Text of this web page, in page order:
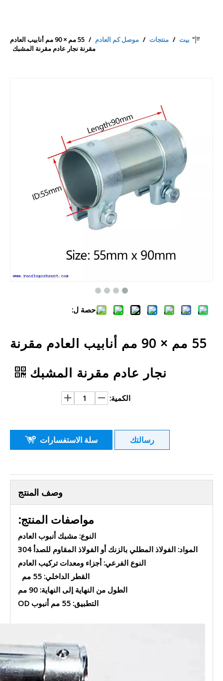
بيت / منتجات / موصل كم العادم /
55 مم × 90 مم أنابيب العادم
مقرنة نجار عادم مقرنة المشبك
حصة ل:
55 مم × 90 مم أنابيب العادم مقرنة
نجار عادم مقرنة المشبك
الكمية:
رسالتك سلة الاستفسارات
وصف المنتج
مواصفات المنتج:
النوع: مشبك أنبوب العادم
المواد: الفولاذ المطلي بالزنك أو الفولاذ المقاوم للصدأ 304
النوع الفرعي: أجزاء ومعدات تركيب العادم
القطر الداخلي: 55 مم
الطول من النهاية إلى النهاية: 90 مم
التطبيق: 55 مم أنبوب OD